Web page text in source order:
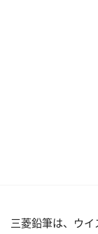
三菱鉛筆は、ウ